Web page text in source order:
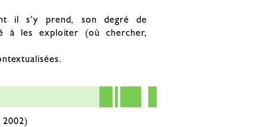
il s’y prend, son degré de
à les exploiter (où chercher,